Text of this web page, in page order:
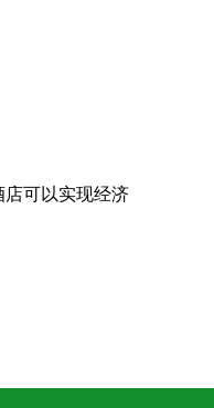
可以实现经济